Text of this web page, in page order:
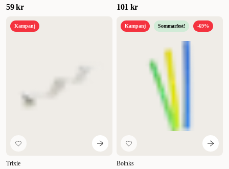
59 kr 101 kr
Kampanj
Trixie
Kampanj Sommarfest! -69%
Boinks